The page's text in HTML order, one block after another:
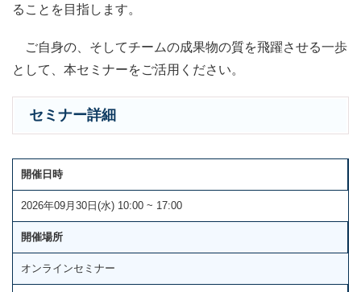
ることを目指します。
ご自身の、そしてチームの成果物の質を飛躍させる一歩
として、本セミナーをご活用ください。
セミナー詳細
開催日時
2026年09月30日(水) 10:00 ~ 17:00
開催場所
オンラインセミナー